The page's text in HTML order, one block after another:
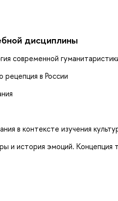
дисциплины
современной
в России
в контексте изучения
и история эмоций. Концепция